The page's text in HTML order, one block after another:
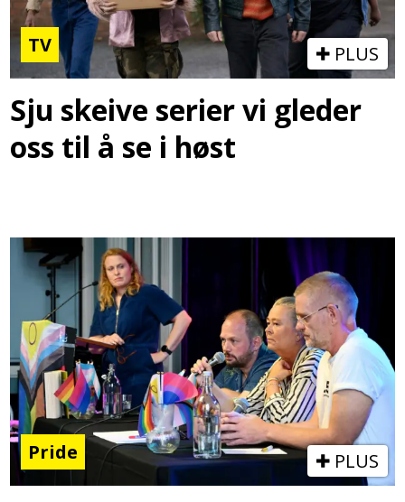
TV PLUS
Sju skeive serier vi gleder
oss til å se i høst
Pride PLUS